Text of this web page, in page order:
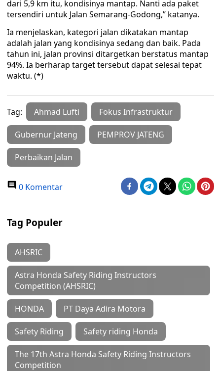
dari 5,9 km itu, kondisinya mantap. Nanti ada paket
tersendiri untuk Jalan Semarang-Godong,” katanya.
Ia menjelaskan, kategori jalan dikatakan mantap
adalah jalan yang kondisinya sedang dan baik. Pada
tahun ini, jalan provinsi ditargetkan berstatus mantap
94%. Ia berharap target tersebut dapat selesai tepat
waktu. (*)
Tag: Ahmad Lufti Fokus Infrastruktur
Gubernur Jateng PEMPROV JATENG
Perbaikan Jalan
0 Komentar
Tag Populer
AHSRIC
Astra Honda Safety Riding Instructors
Competition (AHSRIC)
HONDA PT Daya Adira Motora
Safety Riding Safety riding Honda
The 17th Astra Honda Safety Riding Instructors
Competition